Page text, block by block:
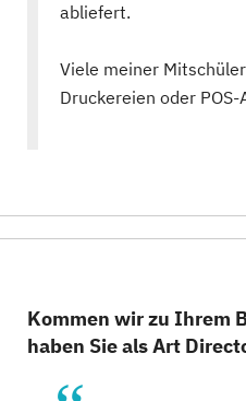
abliefert.
Viele meiner
Druckereien oder
Kommen wir zu Ihrem
haben Sie als Art